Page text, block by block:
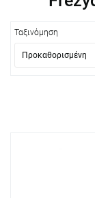
Ταξινόμηση